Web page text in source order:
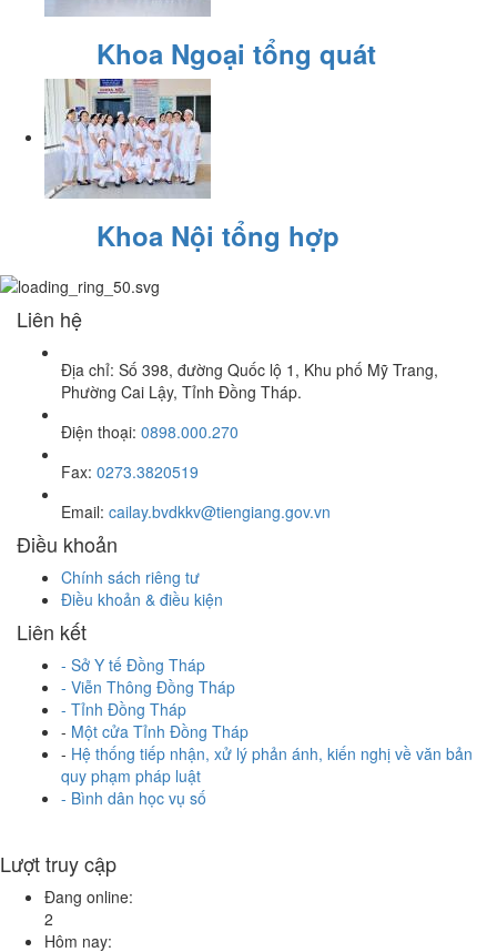
Khoa Ngoại tổng quát
Khoa Nội tổng hợp
Liên hệ
Địa chỉ: Số 398, đường Quốc lộ 1, Khu phố Mỹ Trang,
Phường Cai Lậy, Tỉnh Đồng Tháp.
Điện thoại: 0898.000.270
Fax: 0273.3820519
Email: cailay.bvdkkv@tiengiang.gov.vn
Điều khoản
Chính sách riêng tư
Điều khoản & điều kiện
Liên kết
- Sở Y tế Đồng Tháp
- Viễn Thông Đồng Tháp
- Tỉnh Đồng Tháp
- Một cửa Tỉnh Đồng Tháp
- Hệ thống tiếp nhận, xử lý phản ánh, kiến nghị về văn bản
quy phạm pháp luật
- Bình dân học vụ số
Lượt truy cập
Đang online:
2
Hôm nay: